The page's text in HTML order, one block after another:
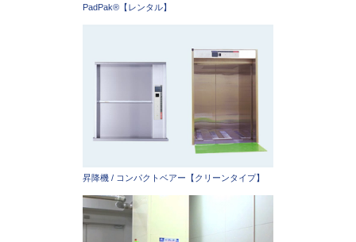
PadPak®【レンタル】
昇降機 / コンパクトベアー【クリーンタイプ】